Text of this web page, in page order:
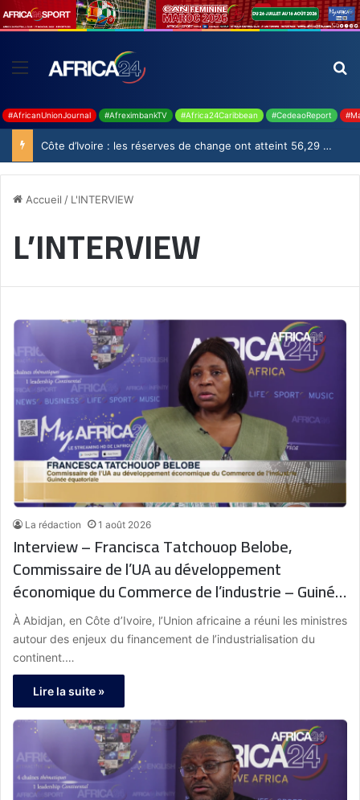
#AfricanUnionJournal #AfreximbankTV #Africa24Caribbean #CedeaoReport
Côte d’Ivoire : les réserves de change ont atteint 56,29 milliards USD en juillet
Accueil / L'INTERVIEW
L’INTERVIEW
La rédaction 1 août 2026
Interview – Francisca Tatchouop Belobe,
Commissaire de l’UA au développement
économique du Commerce de l’industrie – Guinée
équatoriale : « L’Afrique dispose d’une stratégie
d’industrialisation, mais l’urgence est désormais
d’accélérer sa mise en œuvre. Cela passe par la
mobilisation de financements adaptés pour
transformer les ambitions en projets concrets. »
À Abidjan, en Côte d’Ivoire, l’Union africaine a réuni les ministres
autour des enjeux du financement de l’industrialisation du
continent.…
Lire la suite »